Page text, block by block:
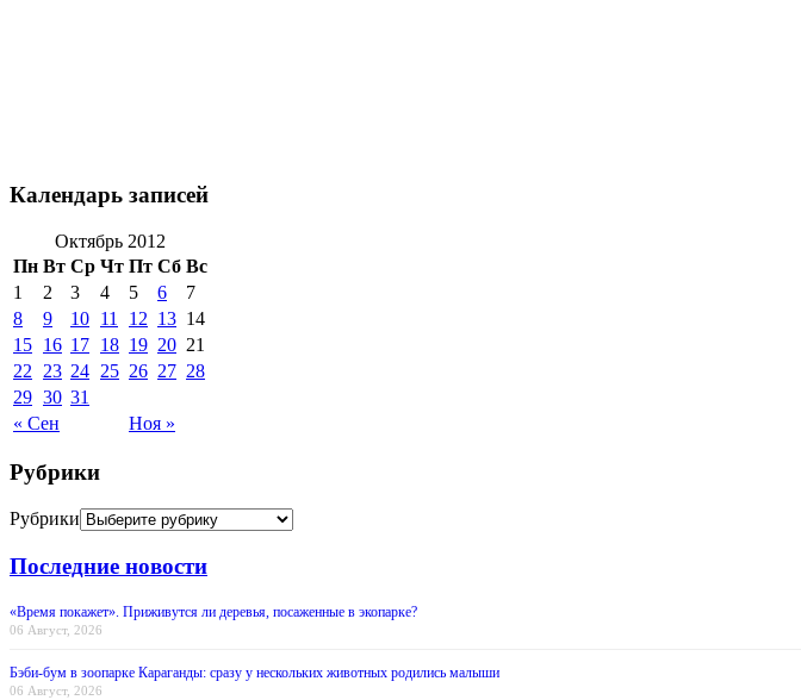
Календарь записей
Октябрь 2012
Пн Вт Ср Чт Пт Сб Вс
« Сен Ноя »
1 2 3 4 5 6
7
8
9 10 11 12 13 14
15 16 17 18 19 20 21
22
23 24 25 26 27 28
29 30 31
Рубрики
Рубрики
Последние новости
«Время покажет». Приживутся ли деревья, посаженные в экопарке?
06 Август, 2026
Бэби-бум в зоопарке Караганды: сразу у нескольких животных родились малыши
06 Август, 2026